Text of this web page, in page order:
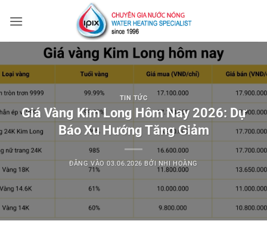
qua
TIN TỨC
Giá Vàng Kim Long Hôm Nay 2026: Dự
Báo Xu Hướng Tăng Giảm
ĐĂNG VÀO03.06.2026 BỞI NHI HOÀNG